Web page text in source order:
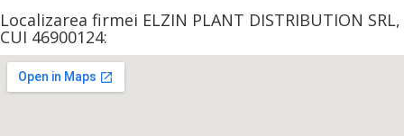
Localizarea firmei ELZIN PLANT DISTRIBUTION SRL,
CUI 46900124: